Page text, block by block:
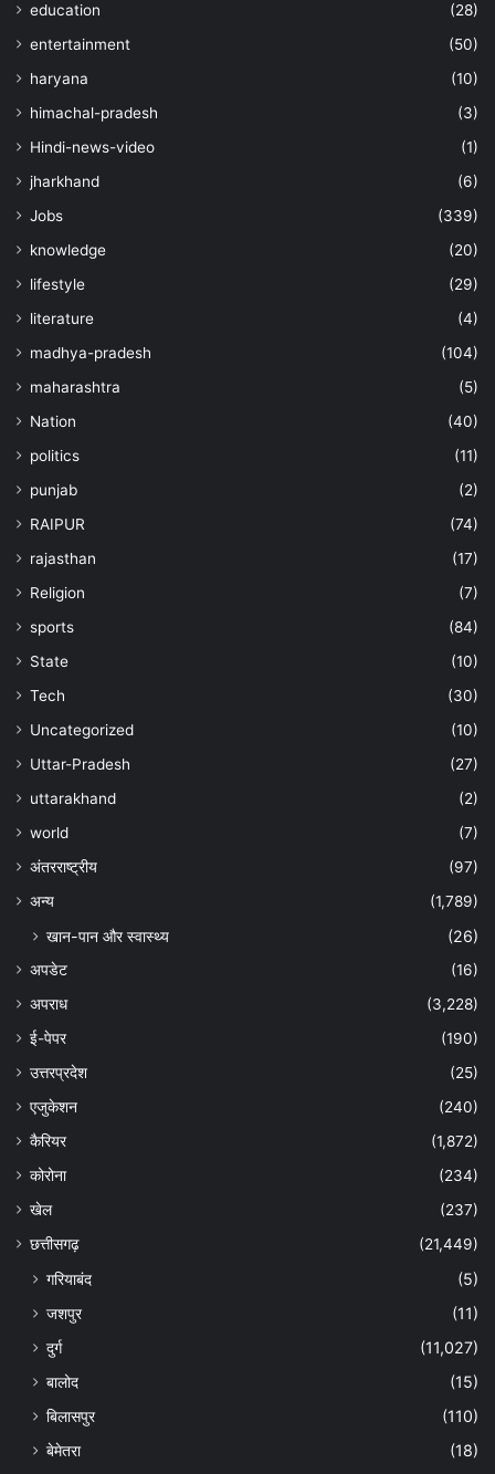
education
(28)
entertainment
(50)
haryana
(10)
himachal-pradesh
(3)
Hindi-news-video
(1)
jharkhand
(6)
Jobs
(339)
knowledge
(20)
lifestyle
(29)
literature
(4)
madhya-pradesh
(104)
maharashtra
(5)
Nation
(40)
politics
(11)
punjab
(2)
RAIPUR
(74)
rajasthan
(17)
Religion
(7)
sports
(84)
State
(10)
Tech
(30)
Uncategorized
(10)
Uttar-Pradesh
(27)
uttarakhand
(2)
world
(7)
अंतरराष्ट्रीय
(97)
अन्‍य
(1,789)
खान-पान और स्वास्थ्य (26)
अपडेट
(16)
अपराध
(3,228)
ई-पेपर
(190)
उत्तरप्रदेश
(25)
एजुकेशन
(240)
कैरियर
(1,872)
कोरोना
(234)
खेल
(237)
छत्तीसगढ़
(21,449)
गरियाबंद
(5)
जशपुर
(11)
दुर्ग
(11,027)
बालोद
(15)
बिलासपुर
(110)
बेमेतरा
(18)